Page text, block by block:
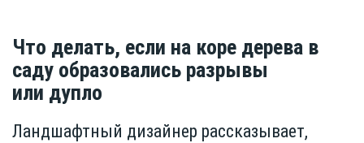
Что делать, если на коре дерева в
саду образовались разрывы
или дупло
Ландшафтный дизайнер рассказывает,